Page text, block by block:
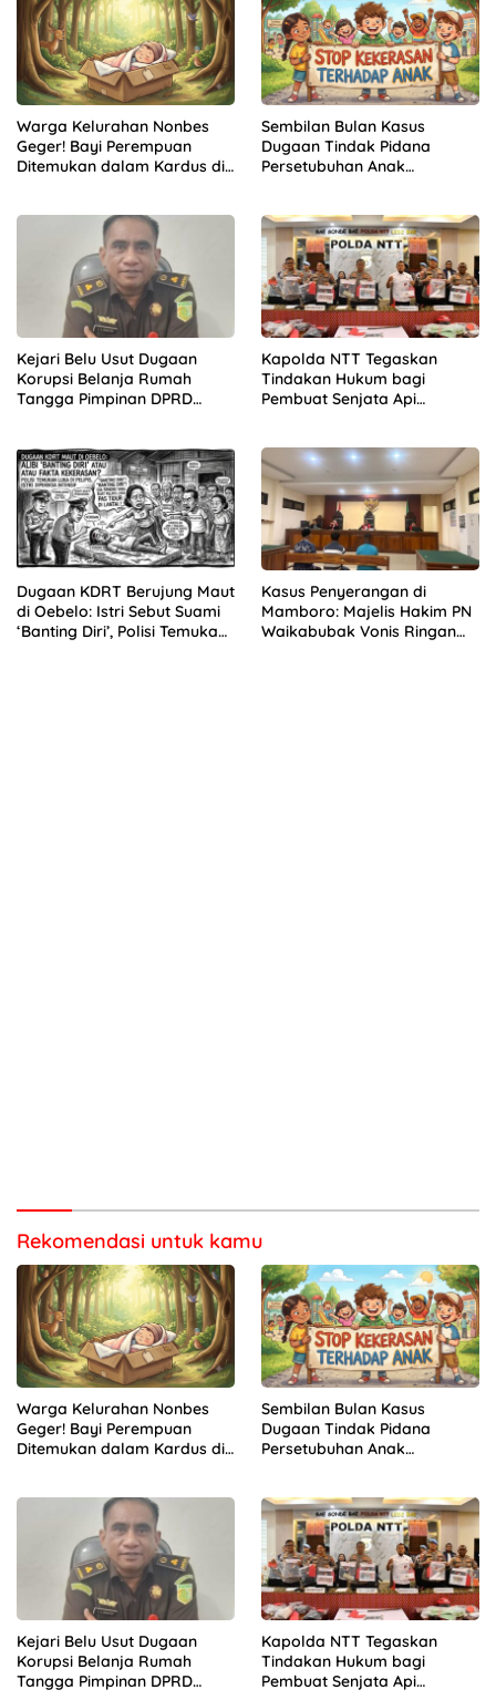
Warga Kelurahan Nonbes
Geger! Bayi Perempuan
Ditemukan dalam Kardus di
Sembilan Bulan Kasus
Dugaan Tindak Pidana
Persetubuhan Anak
Kejari Belu Usut Dugaan
Korupsi Belanja Rumah
Tangga Pimpinan DPRD
Kapolda NTT Tegaskan
Tindakan Hukum bagi
Pembuat Senjata Api
Dugaan KDRT Berujung Maut
di Oebelo: Istri Sebut Suami
‘Banting Diri’, Polisi Temukan
Kasus Penyerangan di
Mamboro: Majelis Hakim PN
Waikabubak Vonis Ringan
Rekomendasi untuk kamu
Warga Kelurahan Nonbes
Geger! Bayi Perempuan
Ditemukan dalam Kardus di
Sembilan Bulan Kasus
Dugaan Tindak Pidana
Persetubuhan Anak
Kejari Belu Usut Dugaan
Korupsi Belanja Rumah
Tangga Pimpinan DPRD
Kapolda NTT Tegaskan
Tindakan Hukum bagi
Pembuat Senjata Api